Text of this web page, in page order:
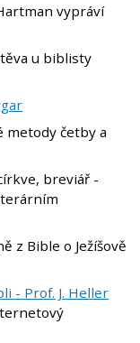
vypráví
u biblisty
metody četby a
breviář -
z Bible o Ježíšově
- Prof. J. Heller